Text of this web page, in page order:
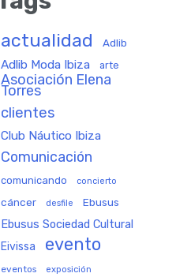
actualidad Adlib
Adlib Moda Ibiza arte
Asociación Elena
Torres
clientes
Club Náutico Ibiza
Comunicación
comunicando concierto
cáncer desfile Ebusus
Ebusus Sociedad Cultural
Eivissa evento
eventos exposición